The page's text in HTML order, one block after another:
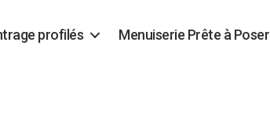
profilés Menuiserie Prête à Poser